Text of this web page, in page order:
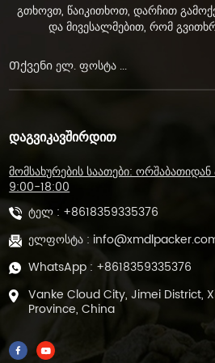
გთხოვთ, წაიკითხოთ, დარჩით
და მივესალმებით, რომ
ᲓᲐᲒᲕᲘᲙᲐᲕᲨᲘᲠᲓᲘᲗ
მომსახურების საათები:
9:00-18:00
ტელ : +8618359335376
ელფოსტა :
WhatsApp : +8618359335376
Vanke Cloud City, Jimei District,
Province, China